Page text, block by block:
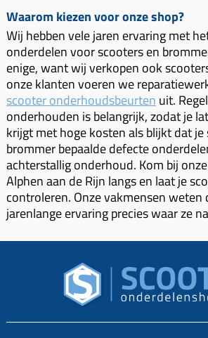
Spruitstuk (delen)
Uitlaten compleet
Uitlaat (delen)
Uitlaat bocht
Radiateur (delen)
Waterpomp (delen)
V-snaren
Variorolsets
Variokit
Voor tandwielen
Zuigers
Rem (delen)
Remgrepen en remhendels
Remhevels
Remsegmenten
Remklauw (delen)
Remschijven
Voorrem kabel
Voorvork
Wiel (delen)
Zadel
Standaard
Kickstart (delen)
Regenkleding
Rugsteun
Vespa accessoires
Voordragers
Windschermen
Accessoires overig
Zadel
Gereedschap
Speednut
Waarom kiezen voor onze shop?
Wij hebben vele jaren ervaring met
onderdelen voor scooters en
enige, want wij verkopen ook
onze klanten voeren we
scooter onderhoudsbeurten uit.
onderhouden is belangrijk, zodat je
krijgt met hoge kosten als blijkt dat
brommer bepaalde defecte
achterstallig onderhoud. Kom bij
Alphen aan de Rijn langs en laat je
controleren. Onze vakmensen weten
jarenlange ervaring precies waar ze